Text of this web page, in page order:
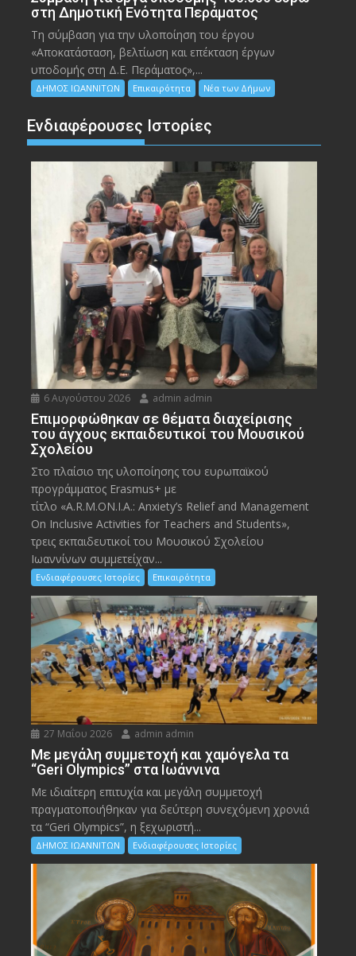
στη Δημοτική Ενότητα Περάματος
Τη σύμβαση για την υλοποίηση του έργου
«Αποκατάσταση, βελτίωση και επέκταση έργων
υποδομής στη Δ.Ε. Περάματος»,...
ΔΗΜΟΣ ΙΩΑΝΝΙΤΩΝ Επικαιρότητα Νέα των Δήμων
Ενδιαφέρουσες Ιστορίες
6 Αυγούστου 2026 admin admin
Eπιμορφώθηκαν σε θέματα διαχείρισης
του άγχους εκπαιδευτικοί του Μουσικού
Σχολείου
Στο πλαίσιο της υλοποίησης του ευρωπαϊκού
προγράμματος Erasmus+ με
τίτλο «A.R.M.ON.I.A.: Anxiety’s Relief and Management
On Inclusive Activities for Teachers and Students»,
τρεις εκπαιδευτικοί του Μουσικού Σχολείου
Ιωαννίνων συμμετείχαν...
Ενδιαφέρουσες Ιστορίες Επικαιρότητα
27 Μαΐου 2026 admin admin
Με μεγάλη συμμετοχή και χαμόγελα τα
“Geri Olympics” στα Ιωάννινα
Με ιδιαίτερη επιτυχία και μεγάλη συμμετοχή
πραγματοποιήθηκαν για δεύτερη συνεχόμενη χρονιά
τα “Geri Olympics”, η ξεχωριστή...
ΔΗΜΟΣ ΙΩΑΝΝΙΤΩΝ Ενδιαφέρουσες Ιστορίες